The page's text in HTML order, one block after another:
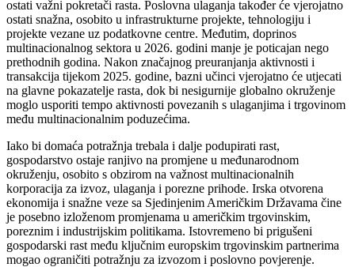
ostati važni pokretači rasta. Poslovna ulaganja također će vjerojatno
ostati snažna, osobito u infrastrukturne projekte, tehnologiju i
projekte vezane uz podatkovne centre. Međutim, doprinos
multinacionalnog sektora u 2026. godini manje je poticajan nego
prethodnih godina. Nakon značajnog preuranjanja aktivnosti i
transakcija tijekom 2025. godine, bazni učinci vjerojatno će utjecati
na glavne pokazatelje rasta, dok bi nesigurnije globalno okruženje
moglo usporiti tempo aktivnosti povezanih s ulaganjima i trgovinom
među multinacionalnim poduzećima.
Iako bi domaća potražnja trebala i dalje podupirati rast,
gospodarstvo ostaje ranjivo na promjene u međunarodnom
okruženju, osobito s obzirom na važnost multinacionalnih
korporacija za izvoz, ulaganja i porezne prihode. Irska otvorena
ekonomija i snažne veze sa Sjedinjenim Američkim Državama čine
je posebno izloženom promjenama u američkim trgovinskim,
poreznim i industrijskim politikama. Istovremeno bi prigušeni
gospodarski rast među ključnim europskim trgovinskim partnerima
mogao ograničiti potražnju za izvozom i poslovno povjerenje.